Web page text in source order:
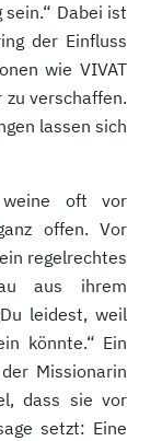
Dabei ist
der Einfluss
wie VIVAT
verschaffen.
lassen sich
oft vor
offen. Vor
regelrechtes
aus ihrem
leidest, weil
könnte.“ Ein
Missionarin
dass sie vor
setzt: Eine